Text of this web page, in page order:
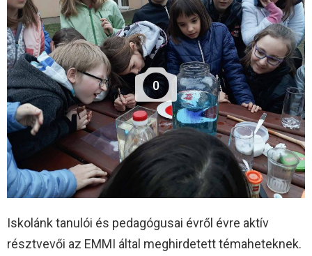
0
Iskolánk tanulói és pedagógusai évről évre aktív
résztvevői az EMMI által meghirdetett témaheteknek.